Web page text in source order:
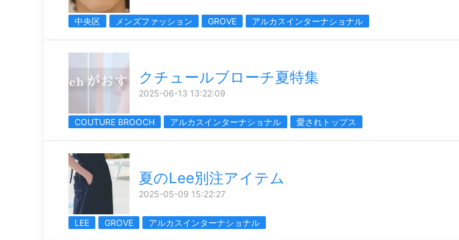
中央区 メンズファッション GROVE アルカスインターナショナル
クチュールブローチ夏特集
2025-06-13 13:22:09
COUTURE BROOCH アルカスインターナショナル 愛されトップス
夏のLee別注アイテム
2025-05-09 15:22:27
LEE GROVE アルカスインターナショナル